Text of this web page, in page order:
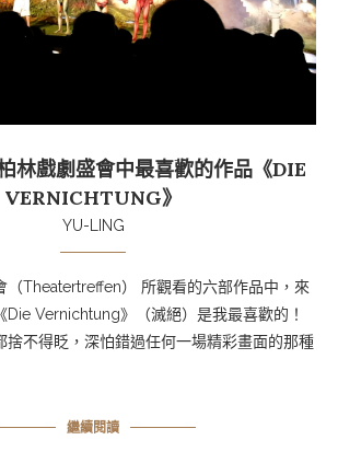
林戲劇盛會中最喜歡的作品《DIE
VERNICHTUNG》
YU-LING
（Theatertreffen） 所觀看的六部作品中，來
Die Vernichtung》（滅絕）是我最喜歡的！
捨不得眨，深怕錯過任何一場精彩畫面的那種
繼續閱讀